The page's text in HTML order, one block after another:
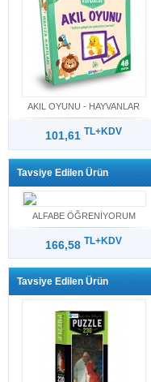
AKIL OYUNU - HAYVANLAR
101,61 TL+KDV
Tavsiye Edilen Ürün
ALFABE ÖĞRENİYORUM
166,58 TL+KDV
Tavsiye Edilen Ürün